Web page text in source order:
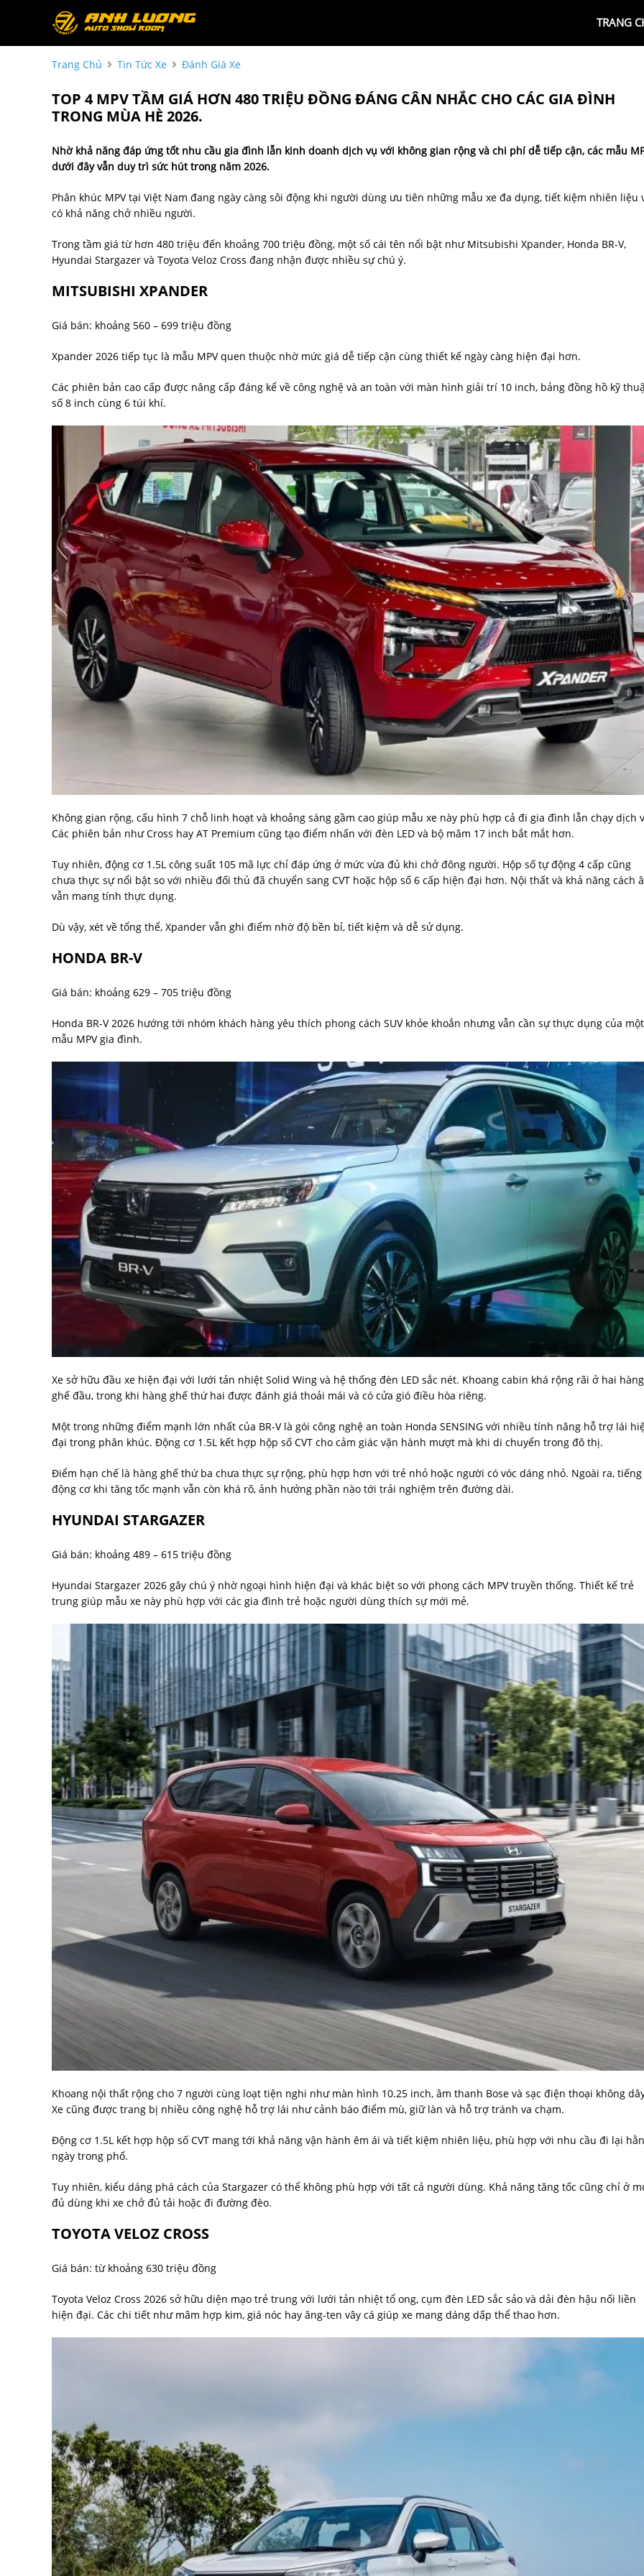
TRANG
Trang Chủ Tin Tức Xe Đánh Giá Xe
TOP 4 MPV TẦM GIÁ HƠN 480 TRIỆU ĐỒNG ĐÁNG CÂN NHẮC CHO CÁC GIA ĐÌNH
TRONG MÙA HÈ 2026.
Nhờ khả năng đáp ứng tốt nhu cầu gia đình lẫn kinh doanh dịch vụ với không gian rộng và chi phí dễ tiếp cận, các mẫu
dưới đây vẫn duy trì sức hút trong năm 2026.
Phân khúc MPV tại Việt Nam đang ngày càng sôi động khi người dùng ưu tiên những mẫu xe đa dụng, tiết kiệm nhiên liệu
có khả năng chở nhiều người.
Trong tầm giá từ hơn 480 triệu đến khoảng 700 triệu đồng, một số cái tên nổi bật như Mitsubishi Xpander, Honda BR-V,
Hyundai Stargazer và Toyota Veloz Cross đang nhận được nhiều sự chú ý.
MITSUBISHI XPANDER
Giá bán: khoảng 560 – 699 triệu đồng
Xpander 2026 tiếp tục là mẫu MPV quen thuộc nhờ mức giá dễ tiếp cận cùng thiết kế ngày càng hiện đại hơn.
Các phiên bản cao cấp được nâng cấp đáng kể về công nghệ và an toàn với màn hình giải trí 10 inch, bảng đồng hồ kỹ
số 8 inch cùng 6 túi khí.
Không gian rộng, cấu hình 7 chỗ linh hoạt và khoảng sáng gầm cao giúp mẫu xe này phù hợp cả đi gia đình lẫn chạy dịch
Các phiên bản như Cross hay AT Premium cũng tạo điểm nhấn với đèn LED và bộ mâm 17 inch bắt mắt hơn.
Tuy nhiên, động cơ 1.5L công suất 105 mã lực chỉ đáp ứng ở mức vừa đủ khi chở đông người. Hộp số tự động 4 cấp cũng
chưa thực sự nổi bật so với nhiều đối thủ đã chuyển sang CVT hoặc hộp số 6 cấp hiện đại hơn. Nội thất và khả năng cách
vẫn mang tính thực dụng.
Dù vậy, xét về tổng thể, Xpander vẫn ghi điểm nhờ độ bền bỉ, tiết kiệm và dễ sử dụng.
HONDA BR-V
Giá bán: khoảng 629 – 705 triệu đồng
Honda BR-V 2026 hướng tới nhóm khách hàng yêu thích phong cách SUV khỏe khoắn nhưng vẫn cần sự thực dụng của một
mẫu MPV gia đình.
Xe sở hữu đầu xe hiện đại với lưới tản nhiệt Solid Wing và hệ thống đèn LED sắc nét. Khoang cabin khá rộng rãi ở hai hàng
ghế đầu, trong khi hàng ghế thứ hai được đánh giá thoải mái và có cửa gió điều hòa riêng.
Một trong những điểm mạnh lớn nhất của BR-V là gói công nghệ an toàn Honda SENSING với nhiều tính năng hỗ trợ lái
đại trong phân khúc. Động cơ 1.5L kết hợp hộp số CVT cho cảm giác vận hành mượt mà khi di chuyển trong đô thị.
Điểm hạn chế là hàng ghế thứ ba chưa thực sự rộng, phù hợp hơn với trẻ nhỏ hoặc người có vóc dáng nhỏ. Ngoài ra, tiếng
động cơ khi tăng tốc mạnh vẫn còn khá rõ, ảnh hưởng phần nào tới trải nghiệm trên đường dài.
HYUNDAI STARGAZER
Giá bán: khoảng 489 – 615 triệu đồng
Hyundai Stargazer 2026 gây chú ý nhờ ngoại hình hiện đại và khác biệt so với phong cách MPV truyền thống. Thiết kế trẻ
trung giúp mẫu xe này phù hợp với các gia đình trẻ hoặc người dùng thích sự mới mẻ.
Khoang nội thất rộng cho 7 người cùng loạt tiện nghi như màn hình 10.25 inch, âm thanh Bose và sạc điện thoại không
Xe cũng được trang bị nhiều công nghệ hỗ trợ lái như cảnh báo điểm mù, giữ làn và hỗ trợ tránh va chạm.
Động cơ 1.5L kết hợp hộp số CVT mang tới khả năng vận hành êm ái và tiết kiệm nhiên liệu, phù hợp với nhu cầu đi lại
ngày trong phố.
Tuy nhiên, kiểu dáng phá cách của Stargazer có thể không phù hợp với tất cả người dùng. Khả năng tăng tốc cũng chỉ ở
đủ dùng khi xe chở đủ tải hoặc đi đường đèo.
TOYOTA VELOZ CROSS
Giá bán: từ khoảng 630 triệu đồng
Toyota Veloz Cross 2026 sở hữu diện mạo trẻ trung với lưới tản nhiệt tổ ong, cụm đèn LED sắc sảo và dải đèn hậu nối liền
hiện đại. Các chi tiết như mâm hợp kim, giá nóc hay ăng-ten vây cá giúp xe mang dáng dấp thể thao hơn.